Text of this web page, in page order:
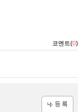
코멘트(0)